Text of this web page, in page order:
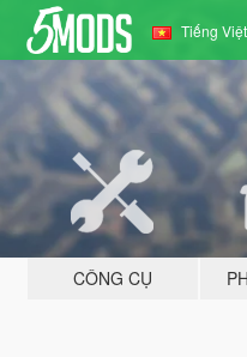
Tiếng Việt
CÔNG CỤ